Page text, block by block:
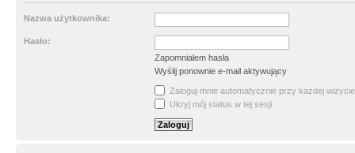
Nazwa użytkownika:
Hasło:
Zapomniałem hasła
Wyślij ponownie e-mail aktywujący
Zaloguj mnie automatycznie przy każdej wizycie
Ukryj mój status w tej sesji